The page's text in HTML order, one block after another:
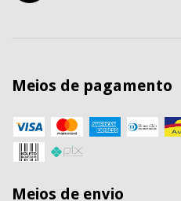
Meios de pagamento
Meios de envio